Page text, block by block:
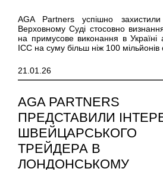
AGA Partners успішно
Верховному Суді стосовно
на примусове виконання в Україні
ICC на суму більш ніж 100 мільйонів
21.01.26
AGA PARTNERS
ПРЕДСТАВИЛИ
ШВЕЙЦАРСЬКОГО
ТРЕЙДЕРА В
ЛОНДОНСЬКОМУ